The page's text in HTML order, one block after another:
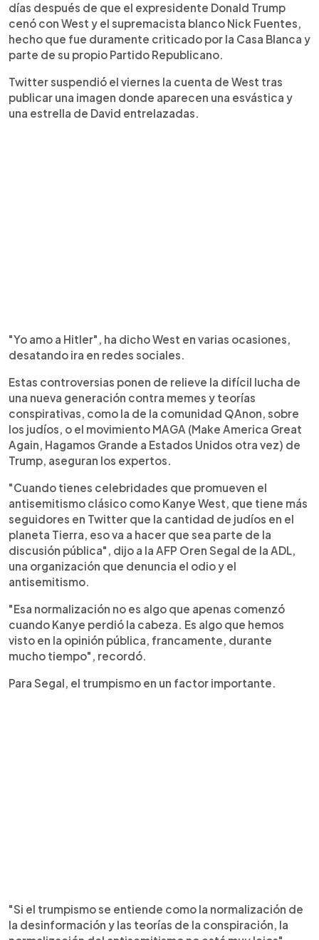
días después de que el expresidente Donald Trump
cenó con West y el supremacista blanco Nick Fuentes,
hecho que fue duramente criticado por la Casa Blanca y
parte de su propio Partido Republicano.
Twitter suspendió el viernes la cuenta de West tras
publicar una imagen donde aparecen una esvástica y
una estrella de David entrelazadas.
"Yo amo a Hitler", ha dicho West en varias ocasiones,
desatando ira en redes sociales.
Estas controversias ponen de relieve la difícil lucha de
una nueva generación contra memes y teorías
conspirativas, como la de la comunidad QAnon, sobre
los judíos, o el movimiento MAGA (Make America Great
Again, Hagamos Grande a Estados Unidos otra vez) de
Trump, aseguran los expertos.
"Cuando tienes celebridades que promueven el
antisemitismo clásico como Kanye West, que tiene más
seguidores en Twitter que la cantidad de judíos en el
planeta Tierra, eso va a hacer que sea parte de la
discusión pública", dijo a la AFP Oren Segal de la ADL,
una organización que denuncia el odio y el
antisemitismo.
"Esa normalización no es algo que apenas comenzó
cuando Kanye perdió la cabeza. Es algo que hemos
visto en la opinión pública, francamente, durante
mucho tiempo", recordó.
Para Segal, el trumpismo en un factor importante.
"Si el trumpismo se entiende como la normalización de
la desinformación y las teorías de la conspiración, la